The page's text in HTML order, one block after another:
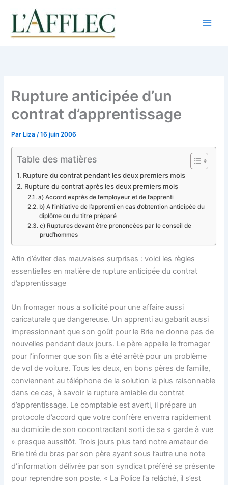
contenu
Rupture anticipée d’un
contrat d’apprentissage
Par Liza/16 juin 2006
Table des matières
Rupture du contrat pendant les deux premiers mois
Rupture du contrat après les deux premiers mois
a) Accord exprès de l’employeur et de l’apprenti
b) A l’initiative de l’apprenti en cas d’obtention anticipée du
diplôme ou du titre préparé
c) Ruptures devant être prononcées par le conseil de
prud’hommes
Afin d’éviter des mauvaises surprises : voici les règles
essentielles en matière de rupture anticipée du contrat
d’apprentissage
Un fromager nous a sollicité pour une affaire aussi
caricaturale que dangereuse. Un apprenti au gabarit aussi
impressionnant que son goût pour le Brie ne donne pas de
nouvelles pendant deux jours. Le père appelle le fromager
pour l’informer que son fils a été arrêté pour un problème
de vol de voiture. Tous les deux, en bons pères de famille,
conviennent au téléphone de la solution la plus raisonnable
dans ce cas, à savoir la rupture amiable du contrat
d’apprentissage. Le comptable est averti, il prépare un
protocole d’accord que votre confrère enverra rapidement
au domicile de son cocontractant sorti de sa « garde à vue
» presque aussitôt. Trois jours plus tard notre amateur de
Brie tiré du bras par son père ayant sous l’autre une note
d’information délivrée par son syndicat préféré se présente
pour reprendre son poste. « La Police l’a relâché, il s’est